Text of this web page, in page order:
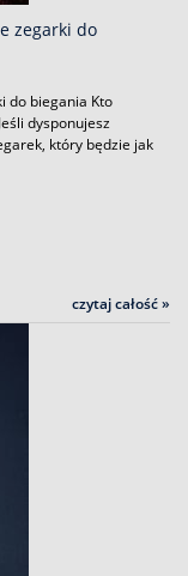
zegarki do
do biegania Kto
dysponujesz
który będzie jak
czytaj całość »